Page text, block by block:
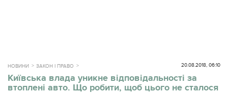
НОВИНИ ЗАКОН І ПРАВО 20.08.2018, 06:10
Київська влада уникне відповідальності за
втоплені авто. Що робити, щоб цього не сталося